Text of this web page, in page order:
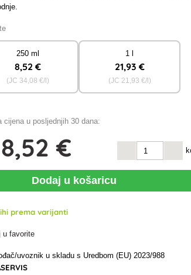
250 ml
8,52 €
(JC 34,08 €/l)
1 l
21,93 €
(JC 21,93 €/l)
cijena u posljednjih 30 dana:
8,52 €
Dodaj u košaricu
prema varijanti
u favorite
uvoznik u skladu s Uredbom (EU) 2023/988